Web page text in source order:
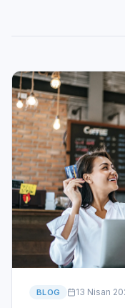
BLOG 13 Nisan